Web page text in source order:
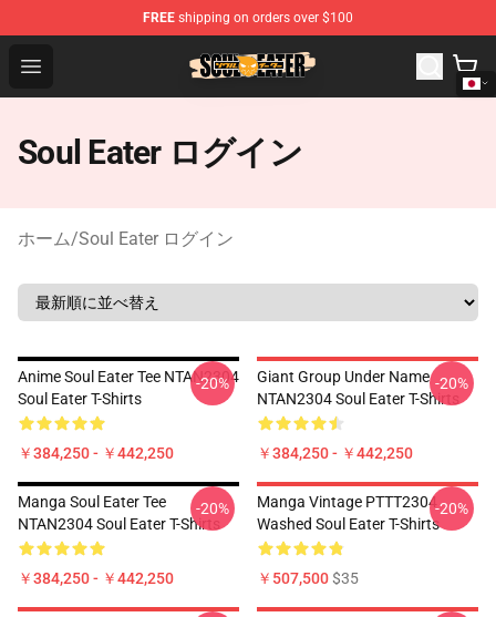
FREE shipping on orders over $100
Open menu
Soul Eater Store - Official Soul Eater Merchandise Shop
Soul Eater ログイン
ホーム/Soul Eater ログイン
Anime Soul Eater Tee NTAN2304
Soul Eater T-Shirts
￥384,250 - ￥442,250
-20%
Giant Group Under Name
NTAN2304 Soul Eater T-Shirts
￥384,250 - ￥442,250
-20%
Manga Soul Eater Tee
NTAN2304 Soul Eater T-Shirts
￥384,250 - ￥442,250
-20%
Manga Vintage PTTT2304
Washed Soul Eater T-Shirts
￥507,500$35
-20%